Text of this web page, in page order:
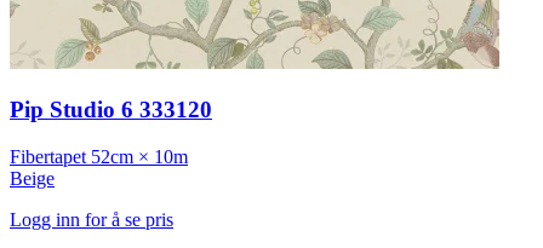
Pip Studio 6 333120
Fibertapet 52cm × 10m
Beige
Logg inn for å se pris